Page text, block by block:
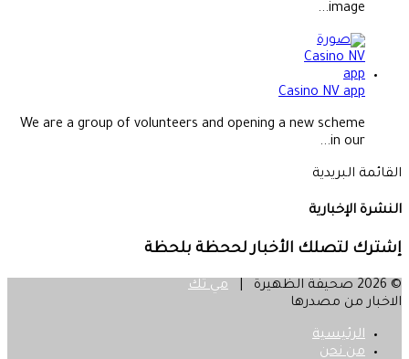
image...
Casino NV app
We are a group of volunteers and opening a new scheme
in our...
القائمة البريدية
النشرة الإخبارية
إشترك لتصلك الأخبار لححظة بلحظة
© 2026 صحيفة الظهيرة |
مي تك
الاخبار من مصدرها
الرئيسية
من نحن